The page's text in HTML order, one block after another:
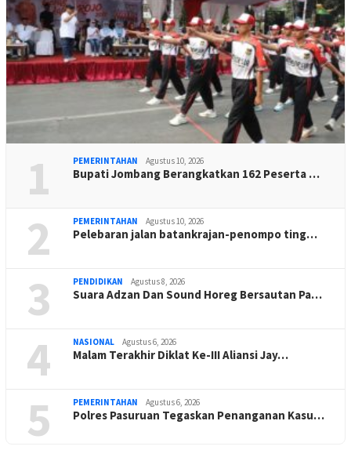
1 PEMERINTAHAN Agustus 10, 2026
Bupati Jombang Berangkatkan 162 Peserta …
2 PEMERINTAHAN Agustus 10, 2026
Pelebaran jalan batankrajan-penompo ting…
3 PENDIDIKAN Agustus 8, 2026
Suara Adzan Dan Sound Horeg Bersautan Pa…
4 NASIONAL Agustus 6, 2026
Malam Terakhir Diklat Ke-III Aliansi Jay…
5 PEMERINTAHAN Agustus 6, 2026
Polres Pasuruan Tegaskan Penanganan Kasu…